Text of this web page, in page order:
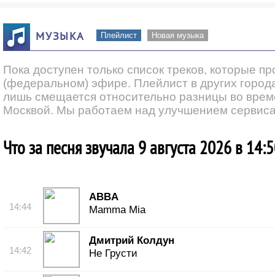
МУЗЫКА Плейлист Новая музыка
Пока доступен только список треков, которые
(федеральном) эфире. Плейлист в других
лишь смещается относительно разницы во
Москвой. Мы работаем над улучшением
Что за песня звучала 9 августа 2026 в
14:44
ABBA
Mamma Mia
14:42
Дмитрий Колдун
Не Грусти